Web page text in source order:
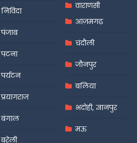
निविदा
पंजाब
पटना
पर्यटन
प्रयागराज
बंगाल
बरेली
वाराणसी
आज़मगढ़
चंदौली
जौनपुर
बलिया
भदोही, ज्ञानपुर
मऊ